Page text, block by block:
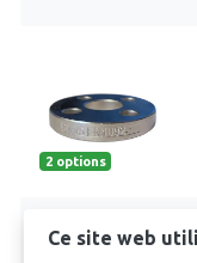
2 options
À partir de
Ce site web